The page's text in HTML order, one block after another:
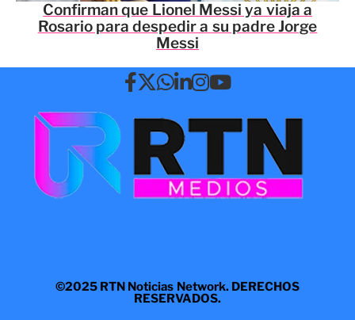
Confirman que Lionel Messi ya viaja a
Rosario para despedir a su padre Jorge
Messi
©2025 RTN Noticias Network. DERECHOS
RESERVADOS.